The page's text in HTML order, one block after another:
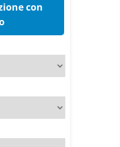
Trofeo RS: per
è la gomma semi-
Sport 4 S – Test
Rover Sport D350 HST
15 min read
con